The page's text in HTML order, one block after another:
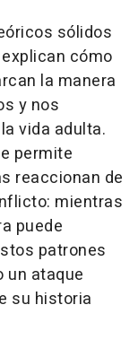
sólidos
cómo
la manera
y nos
vida adulta.
permite
reaccionan de
mientras
puede
patrones
un ataque
su historia